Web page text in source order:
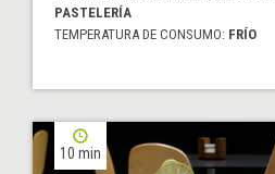
PASTELERÍA
TEMPERATURA DE CONSUMO: FRÍO
10 min